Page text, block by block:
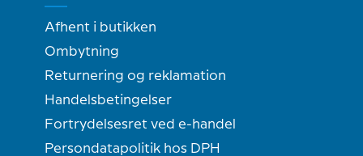
Afhent i butikken
Ombytning
Returnering og reklamation
Handelsbetingelser
Fortrydelsesret ved e-handel
Persondatapolitik hos DPH